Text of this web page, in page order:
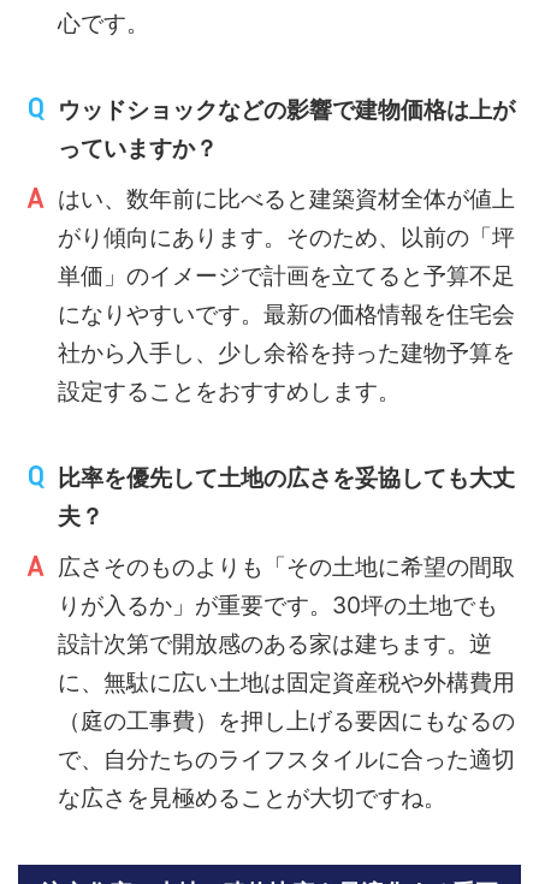
心です。
ウッドショックなどの影響で建物価格は上が
っていますか？
はい、数年前に比べると建築資材全体が値上
がり傾向にあります。そのため、以前の「坪
単価」のイメージで計画を立てると予算不足
になりやすいです。最新の価格情報を住宅会
社から入手し、少し余裕を持った建物予算を
設定することをおすすめします。
比率を優先して土地の広さを妥協しても大丈
夫？
広さそのものよりも「その土地に希望の間取
りが入るか」が重要です。30坪の土地でも
設計次第で開放感のある家は建ちます。逆
に、無駄に広い土地は固定資産税や外構費用
（庭の工事費）を押し上げる要因にもなるの
で、自分たちのライフスタイルに合った適切
な広さを見極めることが大切ですね。